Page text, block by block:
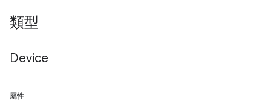
類型
Device
屬性